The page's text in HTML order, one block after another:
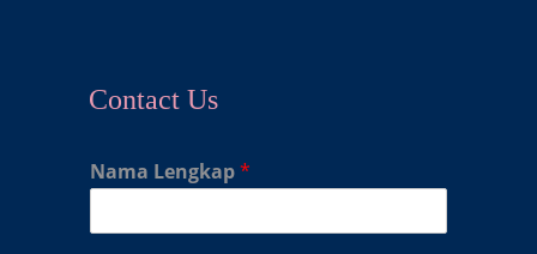
Contact Us
Nama Lengkap*